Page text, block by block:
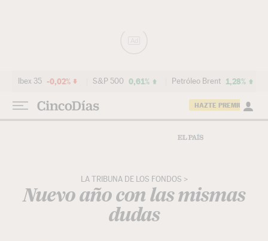
Ibex 35 -0,02% S&P 500 0,61% Petróleo Brent 1,28%
HAZTE PREMIUM
LA TRIBUNA DE LOS FONDOS
Nuevo año con las mismas
dudas